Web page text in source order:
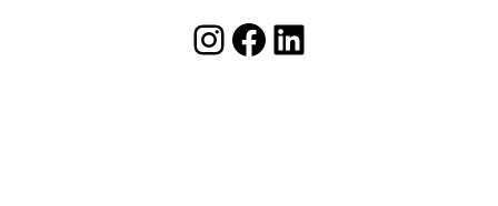
Instagram
Facebook
LinkedIn